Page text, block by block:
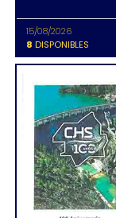
15/08/2026
8 DISPONIBLES